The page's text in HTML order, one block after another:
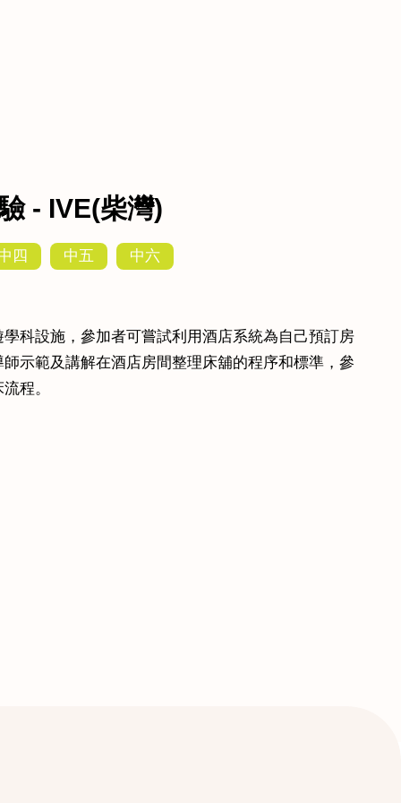
- IVE(柴灣)
四 中五 中六
科設施，參加者可嘗試利用酒店系統為自己預訂房
示範及講解在酒店房間整理床舖的程序和標準，參
程。